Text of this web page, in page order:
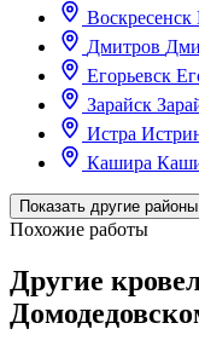
Воскресенск
Дмитров
Егорьевск
Зарайск
Истра
Кашира
Показать другие районы
Похожие работы
Другие